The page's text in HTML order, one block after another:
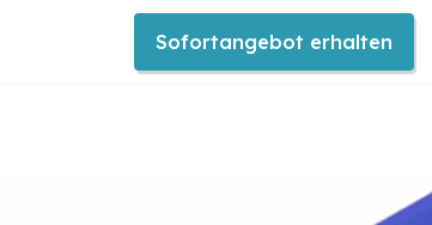
Sofortangebot erhalten